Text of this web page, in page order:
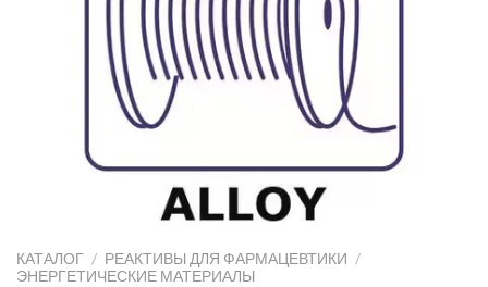
КАТАЛОГ / РЕАКТИВЫ ДЛЯ ФАРМАЦЕВТИКИ /
ЭНЕРГЕТИЧЕСКИЕ МАТЕРИАЛЫ